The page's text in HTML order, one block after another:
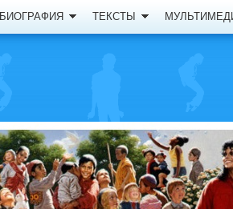
БИОГРАФИЯ ТЕКСТЫ